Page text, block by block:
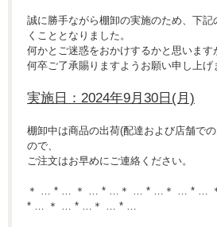
誠に勝手ながら棚卸の実施のため、下
くこととなりました。
何かとご迷惑をおかけするかと思います
何卒ご了承賜りますようお願い申し上げ
実施日：2024年9月30日(月)
棚卸中は商品の出荷(配達および店舗で
ので、
ご注文はお早めにご連絡ください。
＊ … * … ＊ … * …＊ … * …＊ … * …
* … ＊ … * …＊ … * …